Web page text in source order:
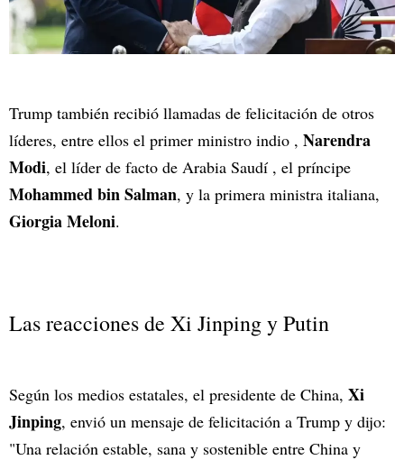
Trump también recibió llamadas de felicitación de otros
líderes, entre ellos el primer ministro indio , Narendra
Modi, el líder de facto de Arabia Saudí , el príncipe
Mohammed bin Salman, y la primera ministra italiana,
Giorgia Meloni.
Las reacciones de Xi Jinping y Putin
Según los medios estatales, el presidente de China, Xi
Jinping, envió un mensaje de felicitación a Trump y dijo:
"Una relación estable, sana y sostenible entre China y